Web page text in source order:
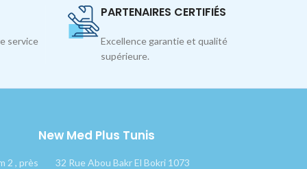
service
PARTENAIRES CERTIFIÉS
Excellence garantie et qualité
supérieure.
2 , près
New Med Plus Tunis
32 Rue Abou Bakr El Bokri 1073